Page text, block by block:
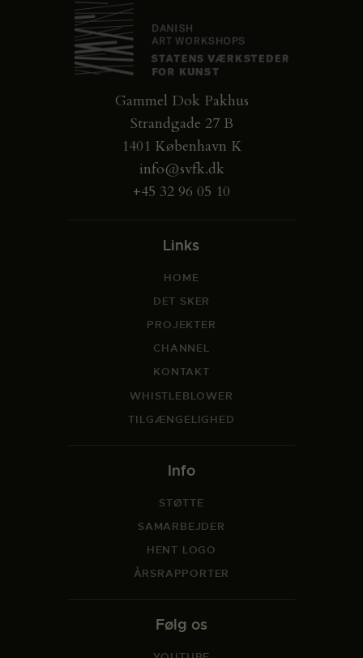
Gammel Dok Pakhus
Strandgade 27 B
1401 København K
info@svfk.dk
+45 32 96 05 10
Links
HOME
DET SKER
PROJEKTER
CHANNEL
KONTAKT
WHISTLEBLOWER
TILGÆNGELIGHED
Info
STØTTE
SAMARBEJDER
HENT LOGO
ÅRSRAPPORTER
Følg os